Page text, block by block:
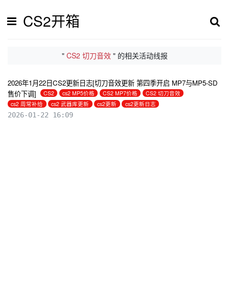
CS2开箱
"CS2 切刀音效 " 的相关活动线报
2026年1月22日CS2更新日志[切刀音效更新 第四季开启 MP7与MP5-SD
售价下调]
CS2 cs2 MP5价格 CS2 MP7价格
CS2 切刀音效
cs2 周常补给
cs2 武器库更新 cs2更新 cs2更新日志
2026-01-22 16:09